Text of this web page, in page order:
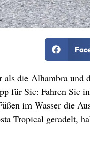
die Alhambra und
für Sie: Fahren Sie
im Wasser die
Tropical geradelt,